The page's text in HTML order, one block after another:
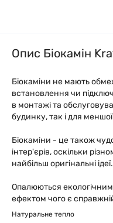
Опис Біокамін
Біокаміни не мають
встановлення чи
в монтажі та
будинку, так і для
Біокаміни - це також
інтер'єрів, оскільки
найбільш оригінальні ідеї.
Опалюються
ефектом чого є
Натуральне тепло